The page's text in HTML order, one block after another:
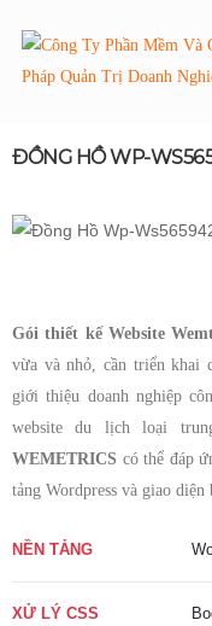
ĐỒNG HỒ WP-
Gói thiết kế Website
vừa và nhỏ, cần triển khai
giới thiệu doanh nghiệp
website du lịch loại
WEMETRICS có thể đáp
tảng Wordpress và giao diện
NỀN TẢNG
XỬ LÝ CSS